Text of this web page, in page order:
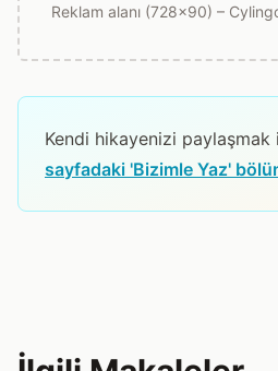
Reklam alanı (728x90) –
Kendi hikayenizi paylaşmak
sayfadaki 'Bizimle Yaz'